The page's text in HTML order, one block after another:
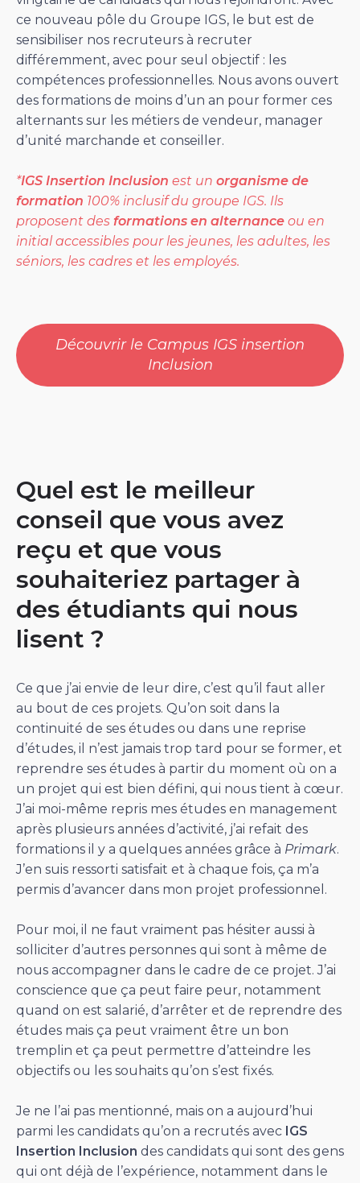
ce nouveau pôle du Groupe IGS, le but est de
sensibiliser nos recruteurs à recruter
différemment, avec pour seul objectif : les
compétences professionnelles. Nous avons ouvert
des formations de moins d’un an pour former ces
alternants sur les métiers de vendeur, manager
d’unité marchande et conseiller.
*IGS Insertion Inclusion est un organisme de
formation 100% inclusif du groupe IGS. Ils
proposent des formations en alternance ou en
initial accessibles pour les jeunes, les adultes, les
séniors, les cadres et les employés.
Découvrir le Campus IGS insertion
Inclusion
Quel est le meilleur
conseil que vous avez
reçu et que vous
souhaiteriez partager à
des étudiants qui nous
lisent ?
Ce que j’ai envie de leur dire, c’est qu’il faut aller
au bout de ces projets. Qu’on soit dans la
continuité de ses études ou dans une reprise
d’études, il n’est jamais trop tard pour se former, et
reprendre ses études à partir du moment où on a
un projet qui est bien défini, qui nous tient à cœur.
J’ai moi-même repris mes études en management
après plusieurs années d’activité, j’ai refait des
formations il y a quelques années grâce à Primark.
J’en suis ressorti satisfait et à chaque fois, ça m’a
permis d’avancer dans mon projet professionnel.
Pour moi, il ne faut vraiment pas hésiter aussi à
solliciter d’autres personnes qui sont à même de
nous accompagner dans le cadre de ce projet. J’ai
conscience que ça peut faire peur, notamment
quand on est salarié, d’arrêter et de reprendre des
études mais ça peut vraiment être un bon
tremplin et ça peut permettre d’atteindre les
objectifs ou les souhaits qu’on s’est fixés.
Je ne l’ai pas mentionné, mais on a aujourd’hui
parmi les candidats qu’on a recrutés avec IGS
Insertion Inclusion des candidats qui sont des gens
qui ont déjà de l’expérience, notamment dans le